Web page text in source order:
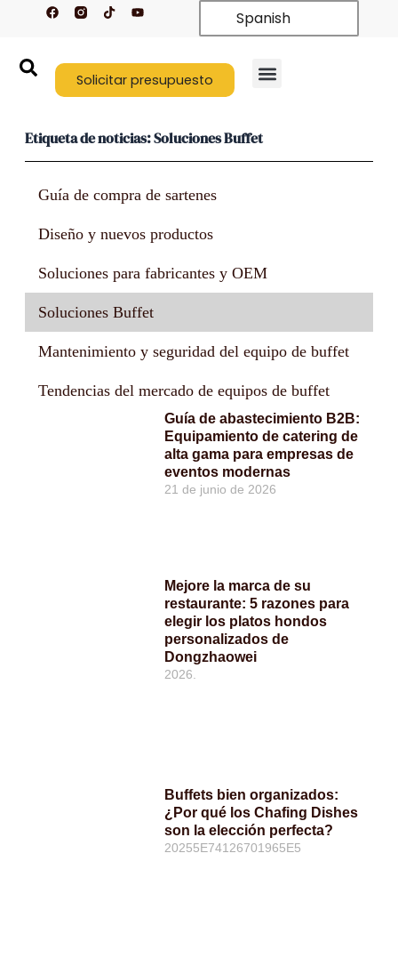
F
a
o
k
T
i
k
Y
o
b
e
Spanish
Solicitar presupuesto
Etiqueta de noticias: Soluciones Buffet
Guía de compra de sartenes
Diseño y nuevos productos
Soluciones para fabricantes y OEM
Soluciones Buffet
Mantenimiento y seguridad del equipo de buffet
Tendencias del mercado de equipos de buffet
Guía de abastecimiento B2B:
Equipamiento de catering de
alta gama para empresas de
eventos modernas
21 de junio de 2026
Mejore la marca de su
restaurante: 5 razones para
elegir los platos hondos
personalizados de
Dongzhaowei
2026.
Buffets bien organizados:
¿Por qué los Chafing Dishes
son la elección perfecta?
20255E74126701965E5